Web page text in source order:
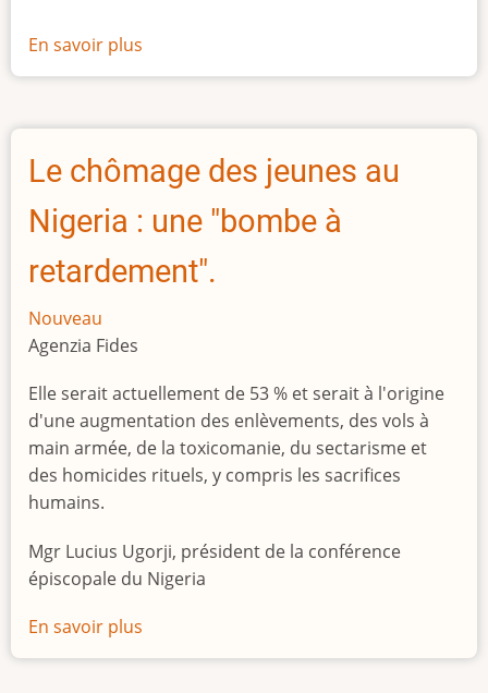
En savoir plus
La
taille
l'Afrique
Le chômage des jeunes au
Nigeria : une "bombe à
retardement".
Nouveau
Agenzia Fides
Elle serait actuellement de 53 % et serait à l'origine
d'une augmentation des enlèvements, des vols à
main armée, de la toxicomanie, du sectarisme et
des homicides rituels, y compris les sacrifices
humains.
Mgr Lucius Ugorji, président de la conférence
épiscopale du Nigeria
En savoir plus
Le